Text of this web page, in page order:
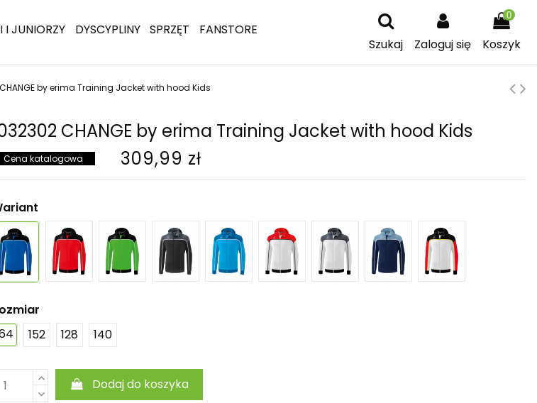
I JUNIORZY DYSCYPLINY SPRZĘT
FANSTORE
Szukaj
Zaloguj się
0
Koszyk
by erima Training Jacket with hood Kids
CHANGE by erima Training Jacket with hood Kids
Cena katalogowa 309,99 zł
152 128 140
Dodaj do koszyka